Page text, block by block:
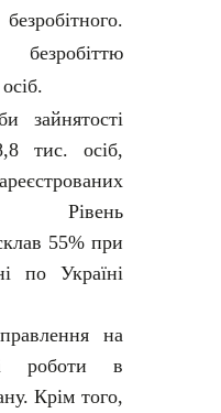
зайнятості
тис. осіб,
Рівень
55% при
по Україні
на
роботи в
Крім того,